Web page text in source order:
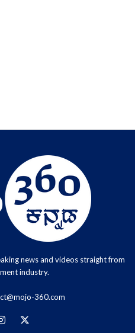
news and videos straight from
industry.
360.com